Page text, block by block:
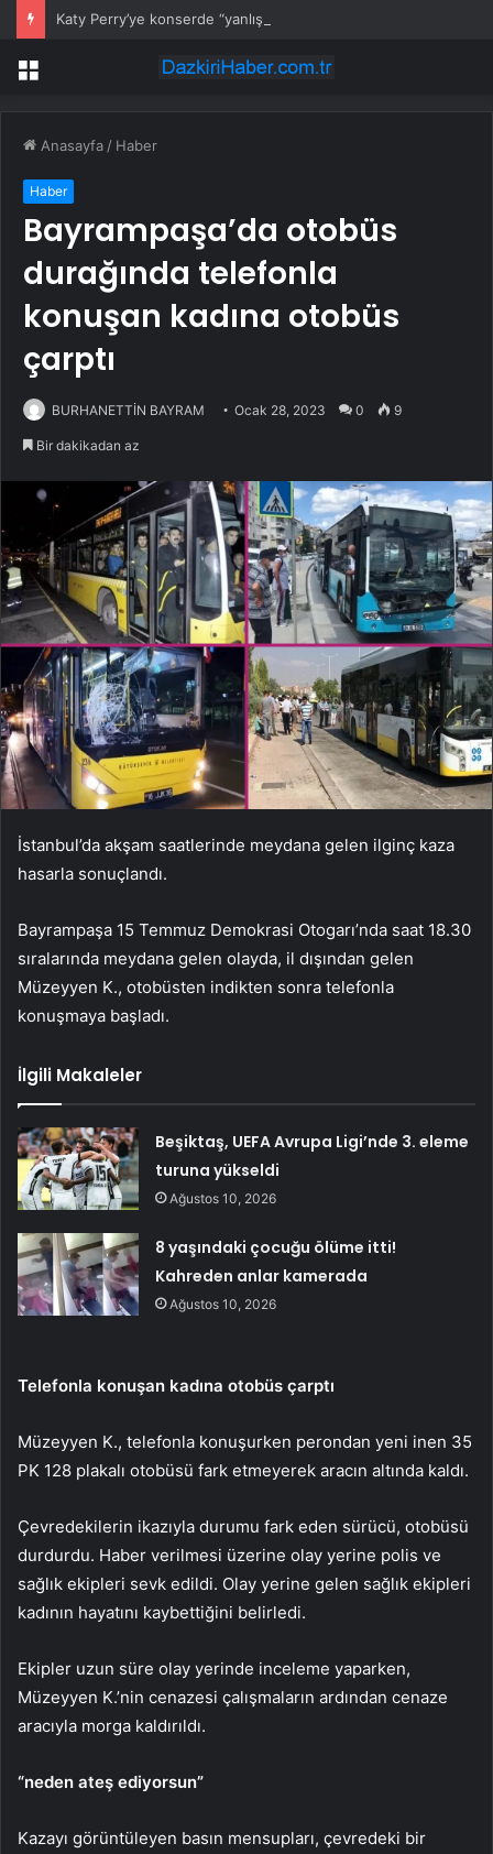
Katy Perry’ye konserde “yanlış yön” sürprizi
Menü
Anasayfa / Haber
Haber
Bayrampaşa’da otobüs
durağında telefonla
konuşan kadına otobüs
çarptı
BURHANETTİN BAYRAM Ocak 28, 2023 0 9
Bir dakikadan az
İstanbul’da akşam saatlerinde meydana gelen ilginç kaza
hasarla sonuçlandı.
Bayrampaşa 15 Temmuz Demokrasi Otogarı’nda saat 18.30
sıralarında meydana gelen olayda, il dışından gelen
Müzeyyen K., otobüsten indikten sonra telefonla
konuşmaya başladı.
İlgili Makaleler
Beşiktaş, UEFA Avrupa Ligi’nde 3. eleme
turuna yükseldi
Ağustos 10, 2026
8 yaşındaki çocuğu ölüme itti!
Kahreden anlar kamerada
Ağustos 10, 2026
Telefonla konuşan kadına otobüs çarptı
Müzeyyen K., telefonla konuşurken perondan yeni inen 35
PK 128 plakalı otobüsü fark etmeyerek aracın altında kaldı.
Çevredekilerin ikazıyla durumu fark eden sürücü, otobüsü
durdurdu. Haber verilmesi üzerine olay yerine polis ve
sağlık ekipleri sevk edildi. Olay yerine gelen sağlık ekipleri
kadının hayatını kaybettiğini belirledi.
Ekipler uzun süre olay yerinde inceleme yaparken,
Müzeyyen K.’nin cenazesi çalışmaların ardından cenaze
aracıyla morga kaldırıldı.
“neden ateş ediyorsun”
Kazayı görüntüleyen basın mensupları, çevredeki bir